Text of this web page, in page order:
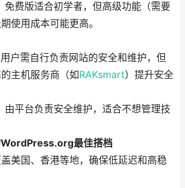
费版适合初学者，但高级功能（需要
使用成本可能更高。
户需自行负责网站的安全和维护，但
主机服务商（如RAKsmart）提升安全
平台负责安全维护，适合不想管理技
最佳搭档
美国、香港等地，确保低延迟和高稳